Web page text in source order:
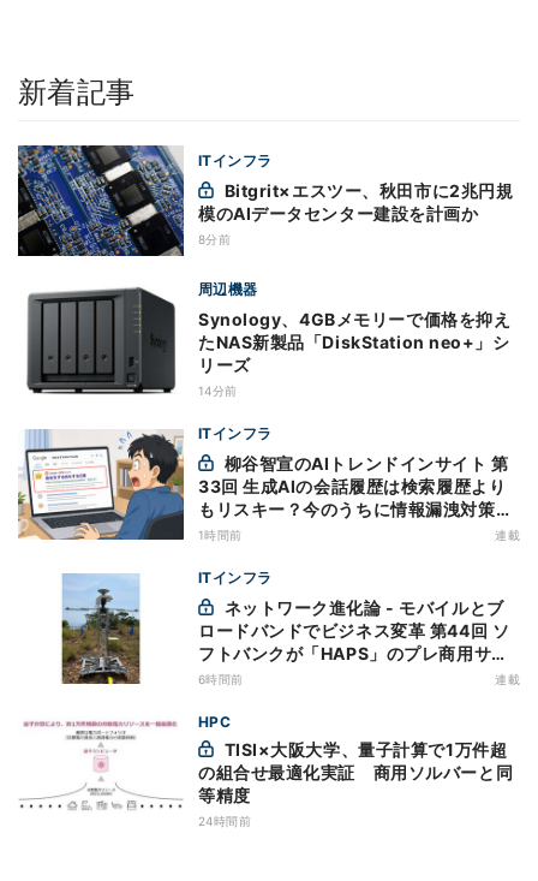
新着記事
ITインフラ
模のAIデータセンター建設を計画か
8分前
周辺機器
Synology、4GBメモリーで価格を抑え
たNAS新製品「DiskStation neo+」シ
リーズ
14分前
ITインフラ
33回 生成AIの会話履歴は検索履歴より
もリスキー？今のうちに情報漏洩対策を
万全にしておこう
1時間前 連載
ITインフラ
ロードバンドでビジネス変革 第44回 ソ
フトバンクが「HAPS」のプレ商用サー
ビス開始を表明、本格的な商用展開のめ
6時間前 連載
HPC
の組合せ最適化実証 商用ソルバーと同
等精度
24時間前